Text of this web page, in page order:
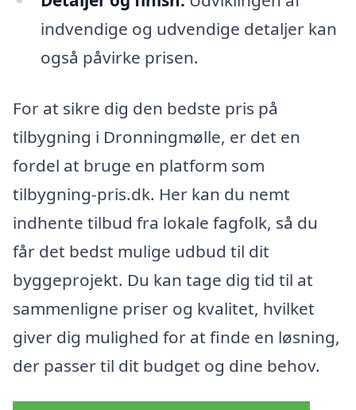
indvendige og udvendige detaljer kan
også påvirke prisen.
For at sikre dig den bedste pris på
tilbygning i Dronningmølle, er det en
fordel at bruge en platform som
tilbygning-pris.dk. Her kan du nemt
indhente tilbud fra lokale fagfolk, så du
får det bedst mulige udbud til dit
byggeprojekt. Du kan tage dig tid til at
sammenligne priser og kvalitet, hvilket
giver dig mulighed for at finde en løsning,
der passer til dit budget og dine behov.